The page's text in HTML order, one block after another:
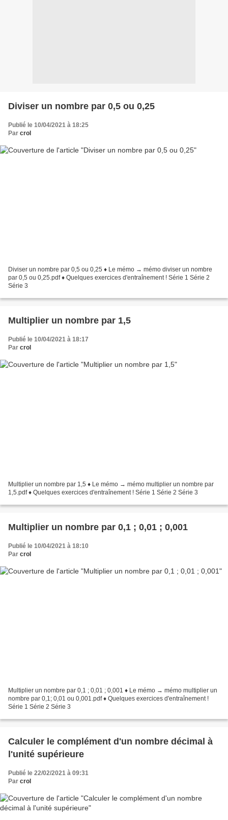
Diviser un nombre par 0,5 ou 0,25
Publié le 10/04/2021 à 18:25
Par crol
Diviser un nombre par 0,5 ou 0,25 ♦ Le mémo → mémo diviser un nombre
par 0,5 ou 0,25.pdf ♦ Quelques exercices d'entraînement ! Série 1 Série 2
Série 3
Multiplier un nombre par 1,5
Publié le 10/04/2021 à 18:17
Par crol
Multiplier un nombre par 1,5 ♦ Le mémo → mémo multiplier un nombre par
1,5.pdf ♦ Quelques exercices d'entraînement ! Série 1 Série 2 Série 3
Multiplier un nombre par 0,1 ; 0,01 ; 0,001
Publié le 10/04/2021 à 18:10
Par crol
Multiplier un nombre par 0,1 ; 0,01 ; 0,001 ♦ Le mémo → mémo multiplier un
nombre par 0,1; 0,01 ou 0,001.pdf ♦ Quelques exercices d'entraînement !
Série 1 Série 2 Série 3
Calculer le complément d'un nombre décimal à
l'unité supérieure
Publié le 22/02/2021 à 09:31
Par crol